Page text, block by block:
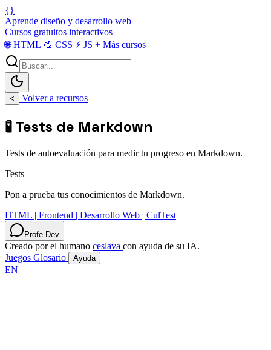
{}
Aprende diseño y desarrollo web
Cursos gratuitos interactivos
🌐HTML 🎨 CSS ⚡ JS + Más cursos
< Volver a recursos
🧪 Tests de Markdown
Tests de autoevaluación para medir tu progreso en Markdown.
Tests
Pon a prueba tus conocimientos de Markdown.
HTML | Frontend | Desarrollo Web | CulTest
Profe Dev
Creado por el humano ceslava con ayuda de su IA.
Juegos Glosario Ayuda
EN